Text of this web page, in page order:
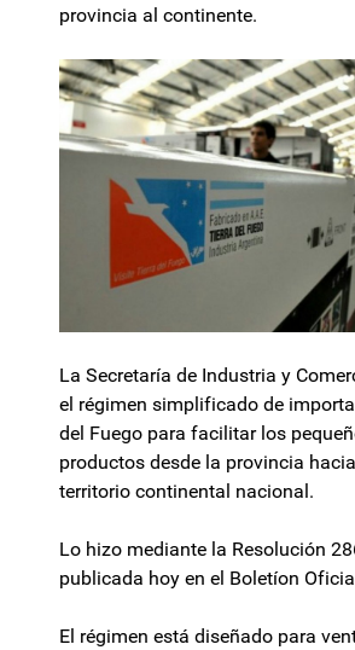
provincia al continente.
La Secretaría de Industria y
el régimen simplificado de
del Fuego para facilitar los
productos desde la provincia
territorio continental nacional.
Lo hizo mediante la Resolución
publicada hoy en el Boletíon
El régimen está diseñado para